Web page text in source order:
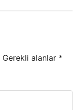
Gerekli alanlar *